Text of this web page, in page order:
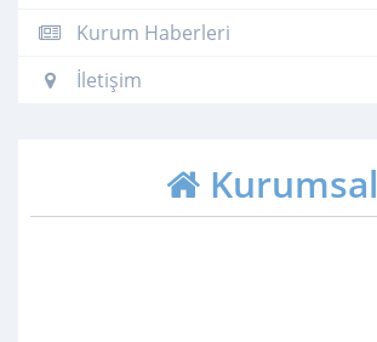
Kurum Haberleri
İletişim
Kurumsal